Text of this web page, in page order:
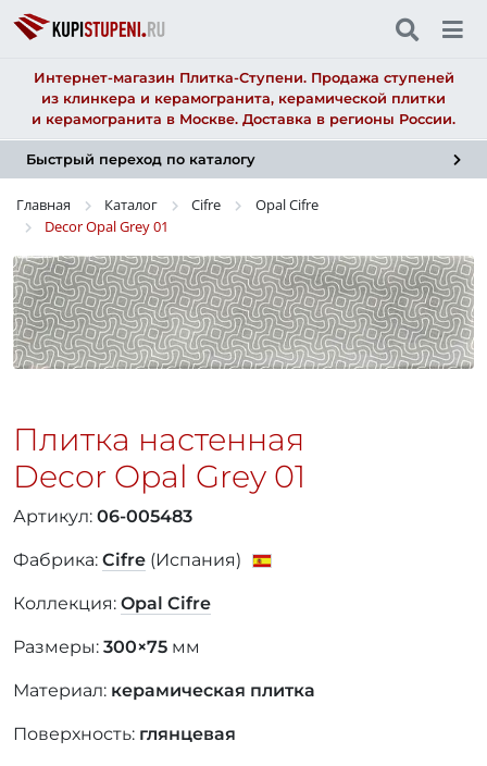
Интернет-магазин Плитка-Ступени. Продажа ступеней
из клинкера и керамогранита, керамической плитки
и керамогранита в Москве. Доставка в регионы России.
Быстрый переход по каталогу
Главная Каталог Cifre
Opal Cifre
Decor Opal Grey 01
Плитка настенная
Decor Opal Grey 01
Артикул: 06-005483
Фабрика: Cifre (Испания)
Коллекция: Opal Cifre
Размеры: 300×75 мм
Материал: керамическая плитка
Поверхность: глянцевая